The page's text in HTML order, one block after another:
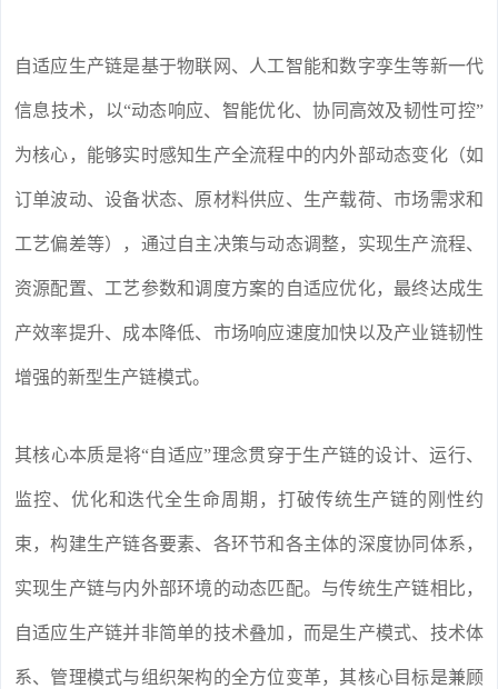
自适应生产链是基于物联网、人工智能和数字孪生等新一代
信息技术，以“动态响应、智能优化、协同高效及韧性可控”
为核心，能够实时感知生产全流程中的内外部动态变化（如
订单波动、设备状态、原材料供应、生产载荷、市场需求和
工艺偏差等），通过自主决策与动态调整，实现生产流程、
资源配置、工艺参数和调度方案的自适应优化，最终达成生
产效率提升、成本降低、市场响应速度加快以及产业链韧性
增强的新型生产链模式。
其核心本质是将“自适应”理念贯穿于生产链的设计、运行、
监控、优化和迭代全生命周期，打破传统生产链的刚性约
束，构建生产链各要素、各环节和各主体的深度协同体系，
实现生产链与内外部环境的动态匹配。与传统生产链相比，
自适应生产链并非简单的技术叠加，而是生产模式、技术体
系、管理模式与组织架构的全方位变革，其核心目标是兼顾